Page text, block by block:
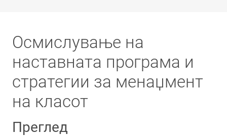
Осмислување на
наставната програма и
стратегии за менаџмент
на класот
Преглед